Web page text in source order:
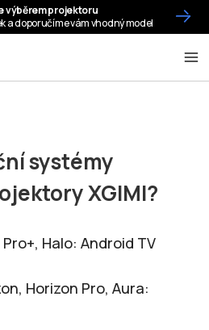
systémy
XGIMI?
Halo: Android TV
Horizon Pro, Aura: